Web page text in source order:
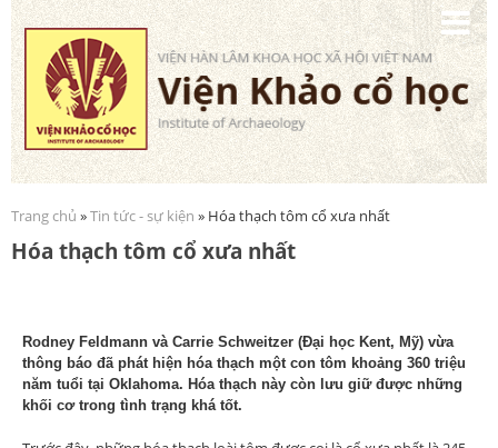
Nhảy
đến
nội
dung
Bạn đang ở đây
Trang chủ »Tin tức - sự kiện » Hóa thạch tôm cổ xưa nhất
Hóa thạch tôm cổ xưa nhất
Rodney Feldmann và Carrie Schweitzer (Đại học Kent, Mỹ) vừa
thông báo đã phát hiện hóa thạch một con tôm khoảng 360 triệu
năm tuổi tại Oklahoma. Hóa thạch này còn lưu giữ được những
khối cơ trong tình trạng khá tốt.